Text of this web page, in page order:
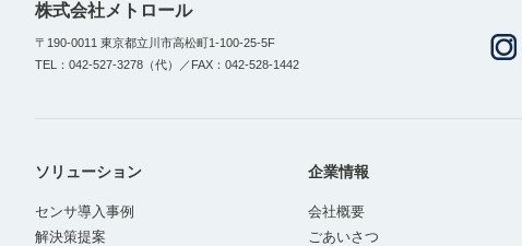
株式会社メトロール
〒190-0011 東京都立川市高松町1-100-25-5F
TEL：042-527-3278（代）／FAX：042-528-1442
ソリューション
センサ導入事例
解決策提案
企業情報
会社概要
ごあいさつ